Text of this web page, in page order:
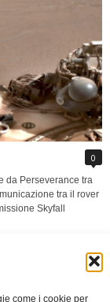
come i cookie per
0
da Perseverance tra
tra il rover
Skyfall